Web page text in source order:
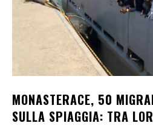
MONASTERACE, 50
SULLA SPIAGGIA: TRA